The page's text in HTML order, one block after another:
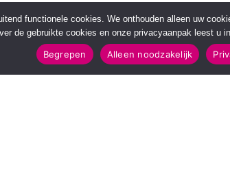
functionele cookies. We onthouden alleen uw
de gebruikte cookies en onze privacyaanpak leest u
Begrepen Alleen noodzakelijk